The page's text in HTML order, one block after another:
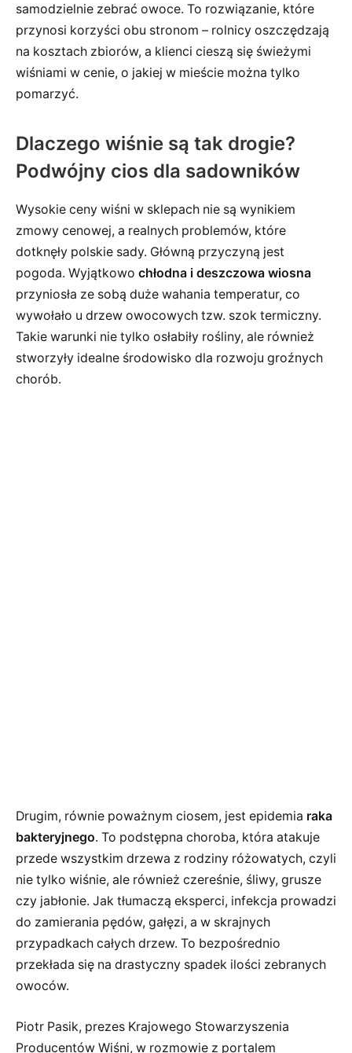
samodzielnie zebrać owoce. To rozwiązanie, które
przynosi korzyści obu stronom – rolnicy oszczędzają
na kosztach zbiorów, a klienci cieszą się świeżymi
wiśniami w cenie, o jakiej w mieście można tylko
pomarzyć.
Dlaczego wiśnie są tak drogie?
Podwójny cios dla sadowników
Wysokie ceny wiśni w sklepach nie są wynikiem
zmowy cenowej, a realnych problemów, które
dotknęły polskie sady. Główną przyczyną jest
pogoda. Wyjątkowo chłodna i deszczowa wiosna
przyniosła ze sobą duże wahania temperatur, co
wywołało u drzew owocowych tzw. szok termiczny.
Takie warunki nie tylko osłabiły rośliny, ale również
stworzyły idealne środowisko dla rozwoju groźnych
chorób.
Drugim, równie poważnym ciosem, jest epidemia raka
bakteryjnego. To podstępna choroba, która atakuje
przede wszystkim drzewa z rodziny różowatych, czyli
nie tylko wiśnie, ale również czereśnie, śliwy, grusze
czy jabłonie. Jak tłumaczą eksperci, infekcja prowadzi
do zamierania pędów, gałęzi, a w skrajnych
przypadkach całych drzew. To bezpośrednio
przekłada się na drastyczny spadek ilości zebranych
owoców.
Piotr Pasik, prezes Krajowego Stowarzyszenia
Producentów Wiśni, w rozmowie z portalem